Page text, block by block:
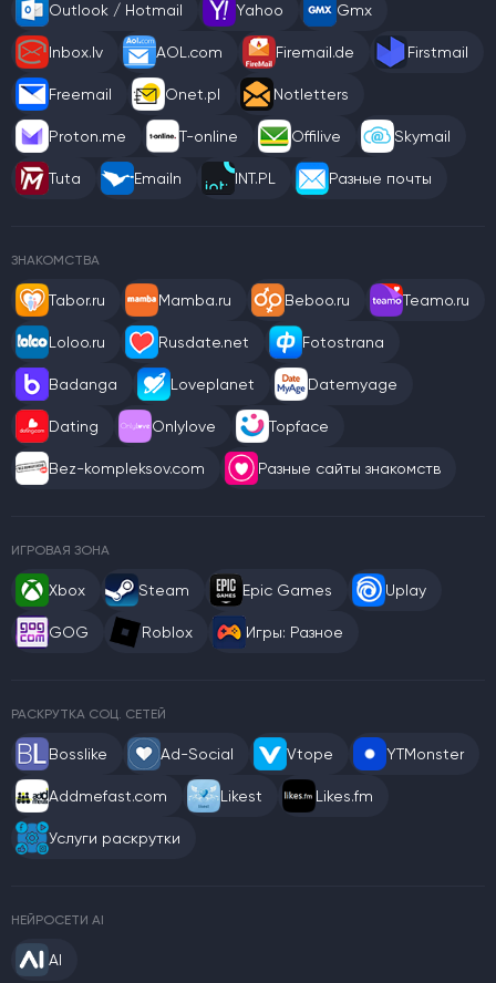
Outlook / Hotmail Yahoo Gmx
Inbox.lv AOL.com Firemail.de Firstmail
Freemail Onet.pl Notletters
Proton.me T-online Offilive Skymail
Tuta Emailn INT.PL Разные почты
ЗНАКОМСТВА
Tabor.ru Mamba.ru Beboo.ru Teamo.ru
Loloo.ru Rusdate.net Fotostrana
Badanga Loveplanet Datemyage
Dating Onlylove Topface
Bez-kompleksov.com Разные сайты знакомств
ИГРОВАЯ ЗОНА
Xbox Steam Epic Games Uplay
GOG Roblox Игры: Разное
РАСКРУТКА СОЦ. СЕТЕЙ
Bosslike Ad-Social Vtope YTMonster
Addmefast.com Likest Likes.fm
Услуги раскрутки
НЕЙРОСЕТИ AI
AI